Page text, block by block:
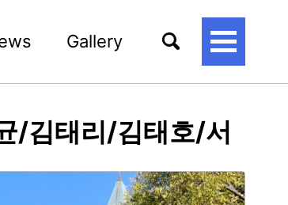
Gallery
토
뉴
/김태리/김태호/서